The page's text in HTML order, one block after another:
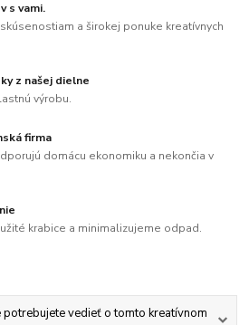
s vami.
a širokej ponuke kreatívnych
z našej dielne
výrobu.
firma
domácu ekonomiku a nekončia v
krabice a minimalizujeme odpad.
potrebujete vedieť o tomto kreatívnom